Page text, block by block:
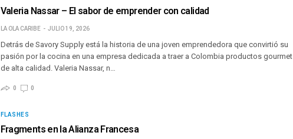
Valeria Nassar – El sabor de emprender con calidad
LA OLA CARIBE JULIO 19, 2026
Detrás de Savory Supply está la historia de una joven emprendedora que convirtió su
pasión por la cocina en una empresa dedicada a traer a Colombia productos gourmet
de alta calidad. Valeria Nassar, n…
0 0
FLASHES
Fragments en la Alianza Francesa